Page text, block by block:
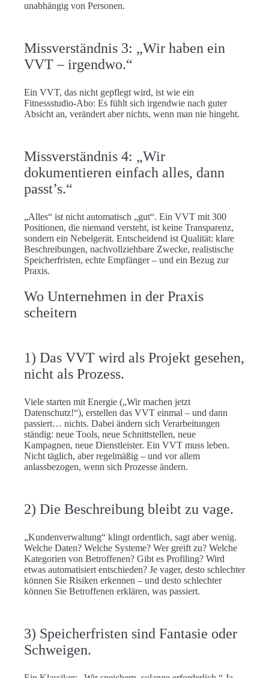
unabhängig von Personen.
Missverständnis 3: „Wir haben ein
VVT – irgendwo.“
Ein VVT, das nicht gepflegt wird, ist wie ein
Fitnessstudio-Abo: Es fühlt sich irgendwie nach guter
Absicht an, verändert aber nichts, wenn man nie hingeht.
Missverständnis 4: „Wir
dokumentieren einfach alles, dann
passt’s.“
„Alles“ ist nicht automatisch „gut“. Ein VVT mit 300
Positionen, die niemand versteht, ist keine Transparenz,
sondern ein Nebelgerät. Entscheidend ist Qualität: klare
Beschreibungen, nachvollziehbare Zwecke, realistische
Speicherfristen, echte Empfänger – und ein Bezug zur
Praxis.
Wo Unternehmen in der Praxis
scheitern
1) Das VVT wird als Projekt gesehen,
nicht als Prozess.
Viele starten mit Energie („Wir machen jetzt
Datenschutz!“), erstellen das VVT einmal – und dann
passiert… nichts. Dabei ändern sich Verarbeitungen
ständig: neue Tools, neue Schnittstellen, neue
Kampagnen, neue Dienstleister. Ein VVT muss leben.
Nicht täglich, aber regelmäßig – und vor allem
anlassbezogen, wenn sich Prozesse ändern.
2) Die Beschreibung bleibt zu vage.
„Kundenverwaltung“ klingt ordentlich, sagt aber wenig.
Welche Daten? Welche Systeme? Wer greift zu? Welche
Kategorien von Betroffenen? Gibt es Profiling? Wird
etwas automatisiert entschieden? Je vager, desto schlechter
können Sie Risiken erkennen – und desto schlechter
können Sie Betroffenen erklären, was passiert.
3) Speicherfristen sind Fantasie oder
Schweigen.